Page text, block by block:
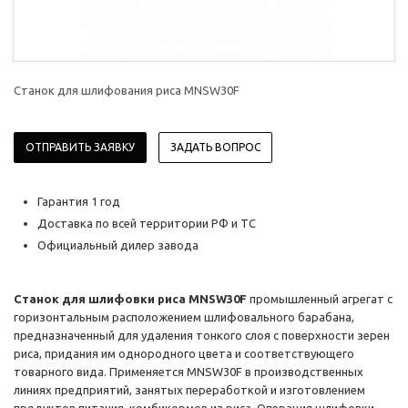
Станок для шлифования риса MNSW30F
ОТПРАВИТЬ ЗАЯВКУ ЗАДАТЬ ВОПРОС
Гарантия 1 год
Доставка по всей территории РФ и ТС
Официальный дилер завода
Станок для шлифовки риса MNSW30F промышленный агрегат с
горизонтальным расположением шлифовального барабана,
предназначенный для удаления тонкого слоя с поверхности зерен
риса, придания им однородного цвета и соответствующего
товарного вида. Применяется MNSW30F в производственных
линиях предприятий, занятых переработкой и изготовлением